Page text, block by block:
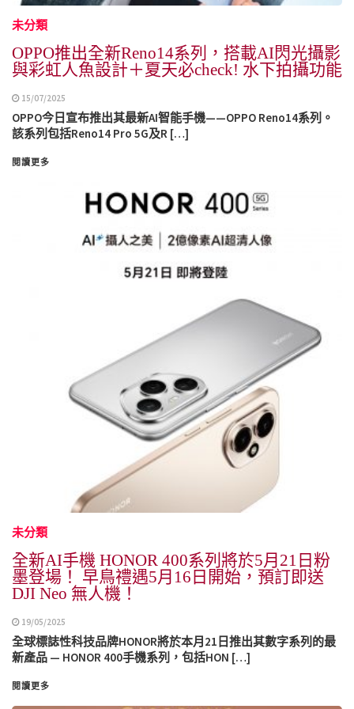
未分類
OPPO推出全新Reno14系列，搭載AI閃光攝影
與彩虹人魚設計＋夏天必check! 水下拍攝功能
15/07/2025
OPPO今日宣布推出其最新AI智能手機——OPPO Reno14系列。
該系列包括Reno14 Pro 5G及R […]
閱讀更多
未分類
全新AI手機 HONOR 400系列將於5月21日粉
墨登場！ 早鳥禮遇5月16日開始，預訂即送
DJI Neo 無人機！
19/05/2025
全球標誌性科技品牌HONOR將於本月21日推出其數字系列的最
新產品 — HONOR 400手機系列，包括HON […]
閱讀更多